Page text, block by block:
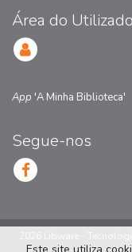
Área do
App 'A Minha Biblioteca'
Segue-nos